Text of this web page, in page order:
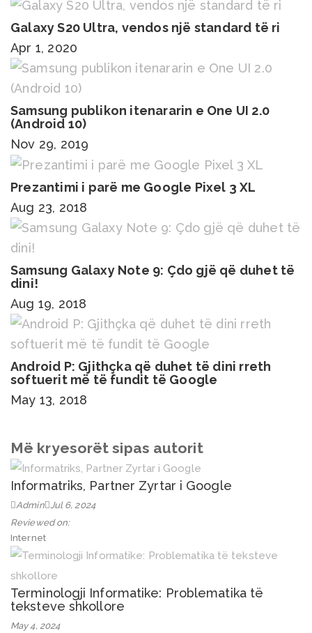
Galaxy S20 Ultra, vendos një standard të ri
Apr 1, 2020
Samsung publikon itenararin e One UI 2.0
(Android 10)
Nov 29, 2019
Prezantimi i parë me Google Pixel 3 XL
Aug 23, 2018
Samsung Galaxy Note 9: Çdo gjë që duhet të
dini!
Aug 19, 2018
Android P: Gjithçka që duhet të dini rreth
softuerit më të fundit të Google
May 13, 2018
Më kryesorët sipas autorit
Informatriks, Partner Zyrtar i Google
Admin Jul 6, 2024
Reviewed on:
Internet
Terminologji Informatike: Problematika të
teksteve shkollore
May 4, 2024